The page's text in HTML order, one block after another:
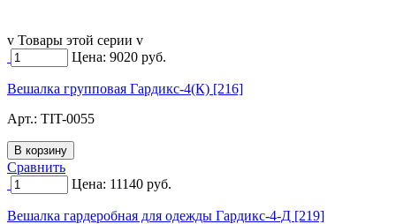
v Товары этой серии v
Цена: 9020 руб.
Вешалка групповая Гардикс-4(К) [216]
Арт.: TIT-0055
Сравнить
Цена: 11140 руб.
Вешалка гардеробная для одежды Гардикс-4-Д [219]